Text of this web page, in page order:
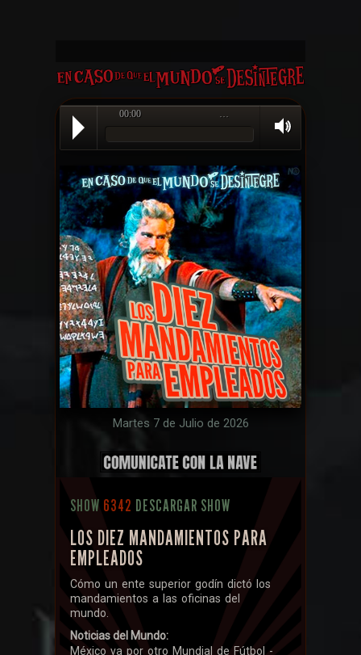
00:00 …
Martes 7 de Julio de 2026
SHOW 6342 DESCARGAR SHOW
LOS DIEZ MANDAMIENTOS PARA
EMPLEADOS
Cómo un ente superior godín dictó los
mandamientos a las oficinas del
mundo.
Noticias del Mundo:
México va por otro Mundial de Fútbol -